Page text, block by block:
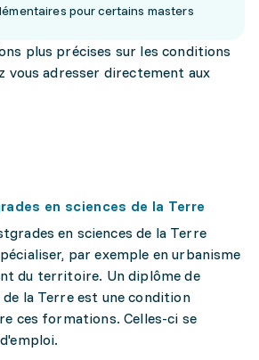
pour certains masters
plus précises sur les conditions
vous adresser directement aux
en sciences de la Terre
en sciences de la Terre
par exemple en urbanisme
du territoire. Un diplôme de
la Terre est une condition
ces formations. Celles-ci se